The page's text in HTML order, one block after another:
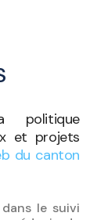
politique
et projets
du canton
le suivi